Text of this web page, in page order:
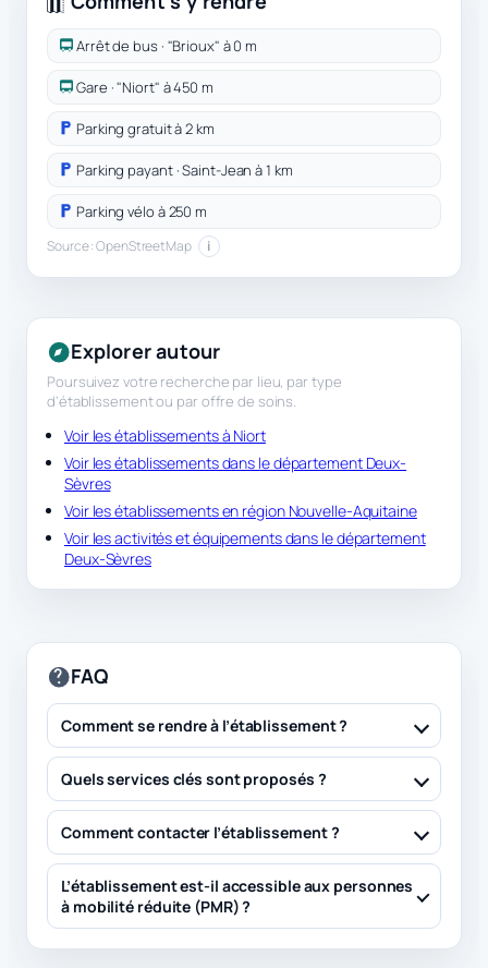
Arrêt de bus · "Brioux" à 0 m
Gare · "Niort" à 450 m
Parking gratuit à 2 km
Parking payant · Saint-Jean à 1 km
Parking vélo à 250 m
Source : OpenStreetMap i
Explorer autour
Poursuivez votre recherche par lieu, par type
d’établissement ou par offre de soins.
Voir les établissements à Niort
Voir les établissements dans le département Deux-
Sèvres
Voir les établissements en région Nouvelle-Aquitaine
Voir les activités et équipements dans le département
Deux-Sèvres
FAQ
Comment se rendre à l’établissement ?
Quels services clés sont proposés ?
Comment contacter l’établissement ?
L’établissement est-il accessible aux personnes
à mobilité réduite (PMR) ?